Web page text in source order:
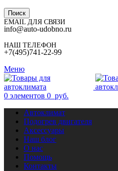
Поиск
EMAIL ДЛЯ СВЯЗИ
info@auto-udobno.ru
НАШ ТЕЛЕФОН
+7(495)741-22-99
Меню
0 элементов 0 руб.
Автоклимат
Подогрев двигателя
Аксессуары
Наш блог
О нас
Помощь
Контакты